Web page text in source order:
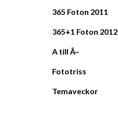
365 Foton 2011
365+1 Foton 2012
A till Ã–
Fototriss
Temaveckor